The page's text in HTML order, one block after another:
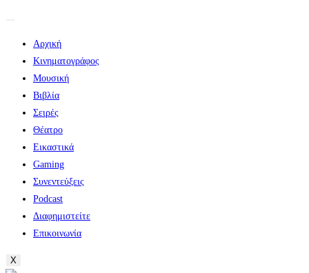
Αρχική
Κινηματογράφος
Μουσική
Βιβλία
Σειρές
Θέατρο
Εικαστικά
Gaming
Συνεντεύξεις
Podcast
Διαφημιστείτε
Επικοινωνία
X